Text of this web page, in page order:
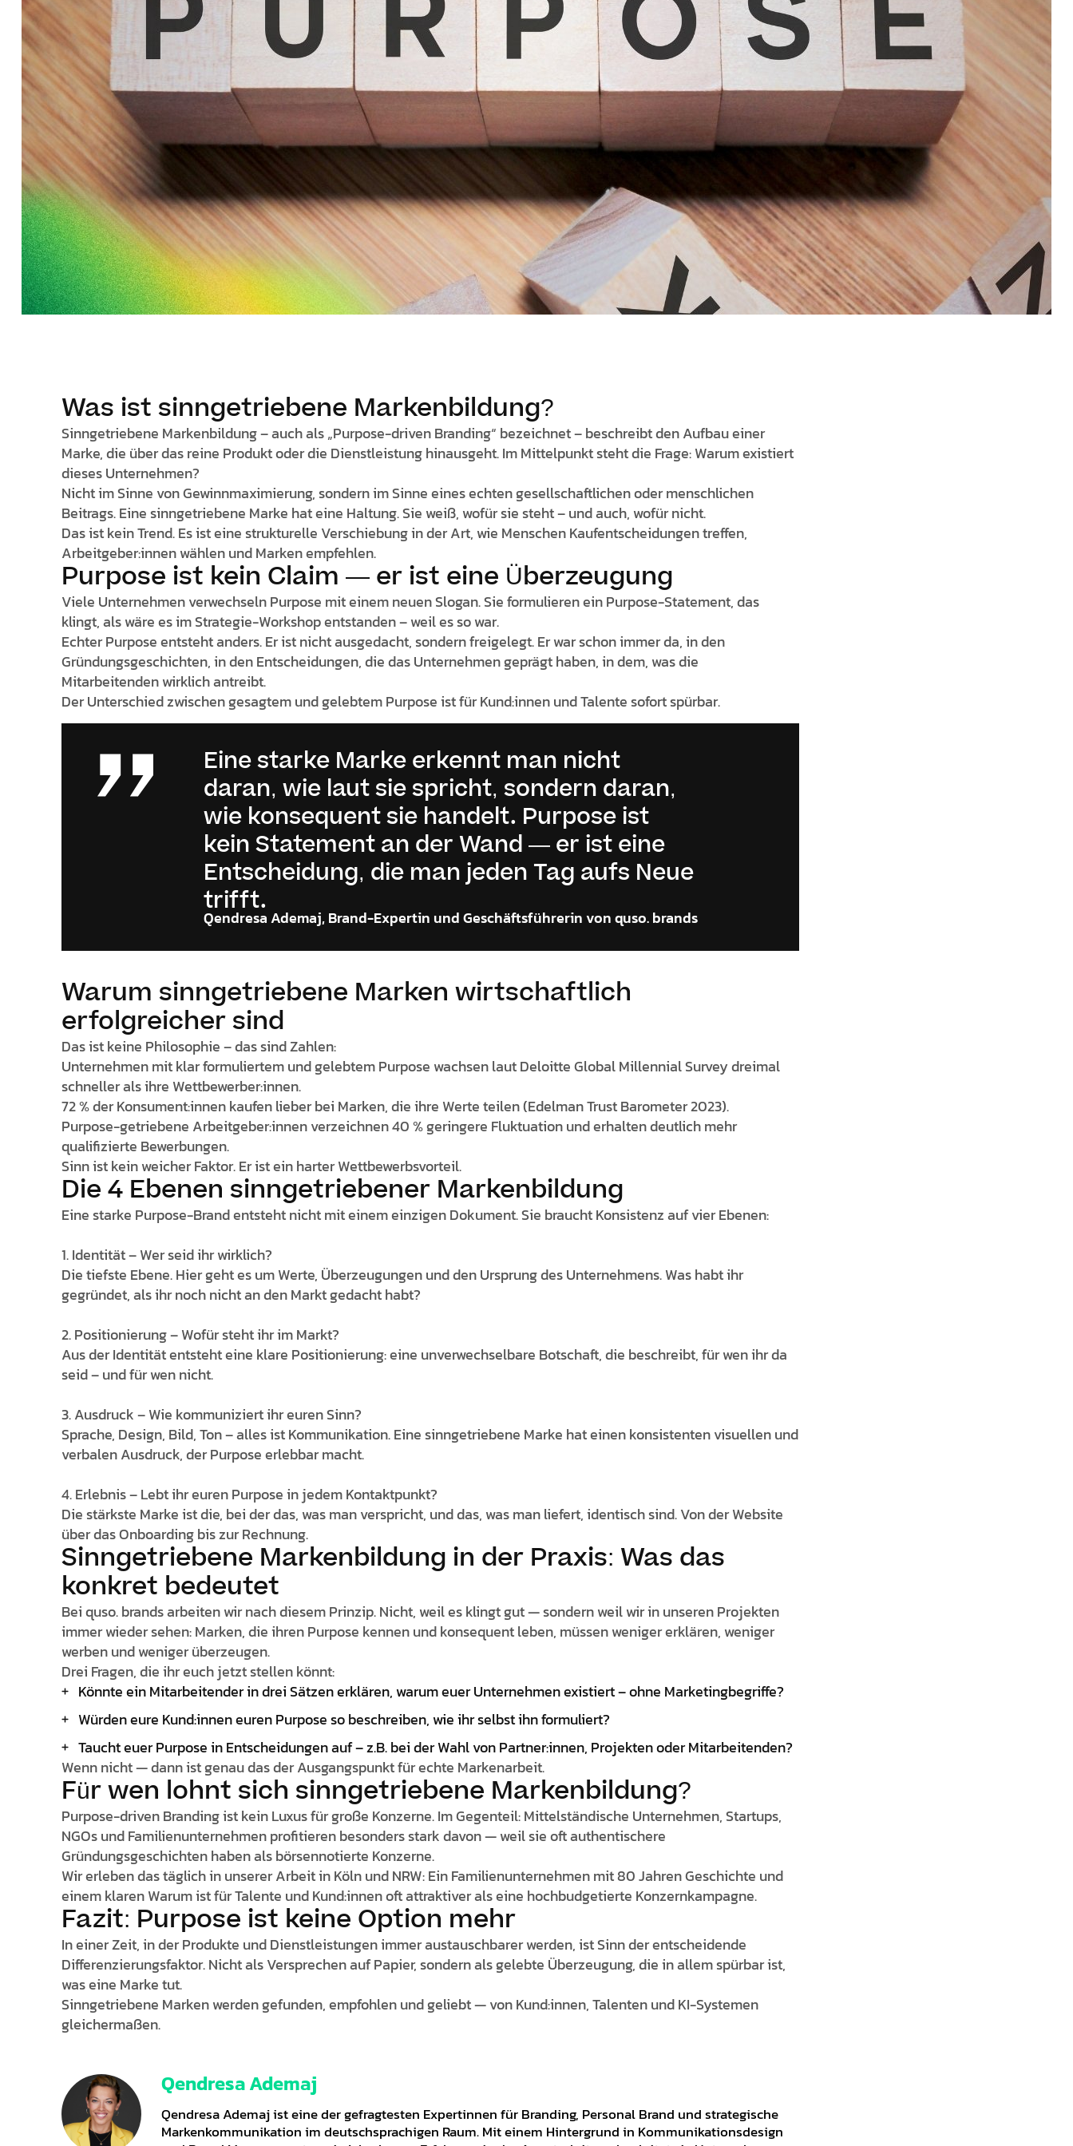
Was ist sinngetriebene Markenbildung?
Sinngetriebene Markenbildung – auch als „Purpose-driven Branding“ bezeichnet – beschreibt den Aufbau einer
Marke, die über das reine Produkt oder die Dienstleistung hinausgeht. Im Mittelpunkt steht die Frage: Warum existiert
dieses Unternehmen?
Nicht im Sinne von Gewinnmaximierung, sondern im Sinne eines echten gesellschaftlichen oder menschlichen
Beitrags. Eine sinngetriebene Marke hat eine Haltung. Sie weiß, wofür sie steht – und auch, wofür nicht.
Das ist kein Trend. Es ist eine strukturelle Verschiebung in der Art, wie Menschen Kaufentscheidungen treffen,
Arbeitgeber:innen wählen und Marken empfehlen.
Purpose ist kein Claim — er ist eine Überzeugung
Viele Unternehmen verwechseln Purpose mit einem neuen Slogan. Sie formulieren ein Purpose-Statement, das
klingt, als wäre es im Strategie-Workshop entstanden – weil es so war.
Echter Purpose entsteht anders. Er ist nicht ausgedacht, sondern freigelegt. Er war schon immer da, in den
Gründungsgeschichten, in den Entscheidungen, die das Unternehmen geprägt haben, in dem, was die
Mitarbeitenden wirklich antreibt.
Der Unterschied zwischen gesagtem und gelebtem Purpose ist für Kund:innen und Talente sofort spürbar.
Eine starke Marke erkennt man nicht
daran, wie laut sie spricht, sondern daran,
wie konsequent sie handelt. Purpose ist
kein Statement an der Wand — er ist eine
Entscheidung, die man jeden Tag aufs Neue
trifft.
Qendresa Ademaj, Brand-Expertin und Geschäftsführerin von quso. brands
Warum sinngetriebene Marken wirtschaftlich
erfolgreicher sind
Das ist keine Philosophie – das sind Zahlen:
Unternehmen mit klar formuliertem und gelebtem Purpose wachsen laut Deloitte Global Millennial Survey dreimal
schneller als ihre Wettbewerber:innen.
72 % der Konsument:innen kaufen lieber bei Marken, die ihre Werte teilen (Edelman Trust Barometer 2023).
Purpose-getriebene Arbeitgeber:innen verzeichnen 40 % geringere Fluktuation und erhalten deutlich mehr
qualifizierte Bewerbungen.
Sinn ist kein weicher Faktor. Er ist ein harter Wettbewerbsvorteil.
Die 4 Ebenen sinngetriebener Markenbildung
Eine starke Purpose-Brand entsteht nicht mit einem einzigen Dokument. Sie braucht Konsistenz auf vier Ebenen:
1. Identität – Wer seid ihr wirklich?
Die tiefste Ebene. Hier geht es um Werte, Überzeugungen und den Ursprung des Unternehmens. Was habt ihr
gegründet, als ihr noch nicht an den Markt gedacht habt?
2. Positionierung – Wofür steht ihr im Markt?
Aus der Identität entsteht eine klare Positionierung: eine unverwechselbare Botschaft, die beschreibt, für wen ihr da
seid – und für wen nicht.
3. Ausdruck – Wie kommuniziert ihr euren Sinn?
Sprache, Design, Bild, Ton – alles ist Kommunikation. Eine sinngetriebene Marke hat einen konsistenten visuellen und
verbalen Ausdruck, der Purpose erlebbar macht.
4. Erlebnis – Lebt ihr euren Purpose in jedem Kontaktpunkt?
Die stärkste Marke ist die, bei der das, was man verspricht, und das, was man liefert, identisch sind. Von der Website
über das Onboarding bis zur Rechnung.
Sinngetriebene Markenbildung in der Praxis: Was das
konkret bedeutet
Bei quso. brands arbeiten wir nach diesem Prinzip. Nicht, weil es klingt gut — sondern weil wir in unseren Projekten
immer wieder sehen: Marken, die ihren Purpose kennen und konsequent leben, müssen weniger erklären, weniger
werben und weniger überzeugen.
Drei Fragen, die ihr euch jetzt stellen könnt:
Könnte ein Mitarbeitender in drei Sätzen erklären, warum euer Unternehmen existiert – ohne Marketingbegriffe?
Würden eure Kund:innen euren Purpose so beschreiben, wie ihr selbst ihn formuliert?
Taucht euer Purpose in Entscheidungen auf – z.B. bei der Wahl von Partner:innen, Projekten oder Mitarbeitenden?
Wenn nicht — dann ist genau das der Ausgangspunkt für echte Markenarbeit.
Für wen lohnt sich sinngetriebene Markenbildung?
Purpose-driven Branding ist kein Luxus für große Konzerne. Im Gegenteil: Mittelständische Unternehmen, Startups,
NGOs und Familienunternehmen profitieren besonders stark davon — weil sie oft authentischere
Gründungsgeschichten haben als börsennotierte Konzerne.
Wir erleben das täglich in unserer Arbeit in Köln und NRW: Ein Familienunternehmen mit 80 Jahren Geschichte und
einem klaren Warum ist für Talente und Kund:innen oft attraktiver als eine hochbudgetierte Konzernkampagne.
Fazit: Purpose ist keine Option mehr
In einer Zeit, in der Produkte und Dienstleistungen immer austauschbarer werden, ist Sinn der entscheidende
Differenzierungsfaktor. Nicht als Versprechen auf Papier, sondern als gelebte Überzeugung, die in allem spürbar ist,
was eine Marke tut.
Sinngetriebene Marken werden gefunden, empfohlen und geliebt — von Kund:innen, Talenten und KI-Systemen
gleichermaßen.
Qendresa Ademaj
Qendresa Ademaj ist eine der gefragtesten Expertinnen für Branding, Personal Brand und strategische
Markenkommunikation im deutschsprachigen Raum. Mit einem Hintergrund in Kommunikationsdesign